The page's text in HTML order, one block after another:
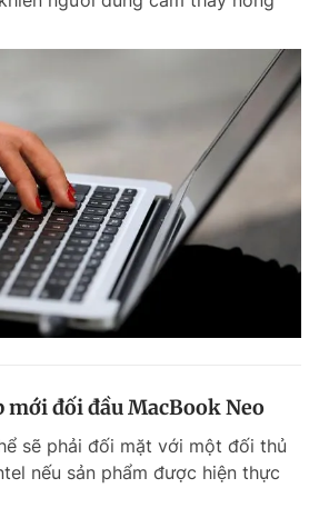
đối đầu MacBook Neo
sẽ phải đối mặt với một đối thủ
nếu sản phẩm được hiện thực